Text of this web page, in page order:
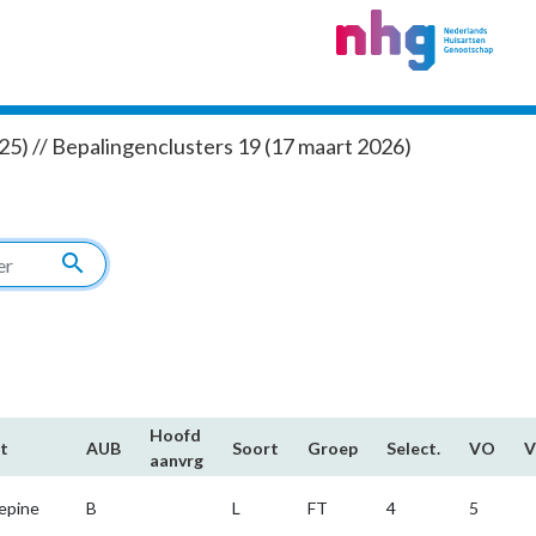
// Bepalingenclusters 19 (17 maart 2026)
search
AUB
Hoofd​
aanvrg
Soort Groep Select. VO
B L FT 4 5